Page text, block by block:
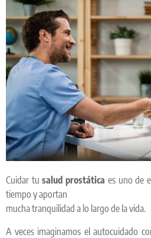
Cuidar tusalud prostática es uno de
tiempo y aportan
mucha tranquilidad a lo largo de la vida.
A veces imaginamos el autocuidado